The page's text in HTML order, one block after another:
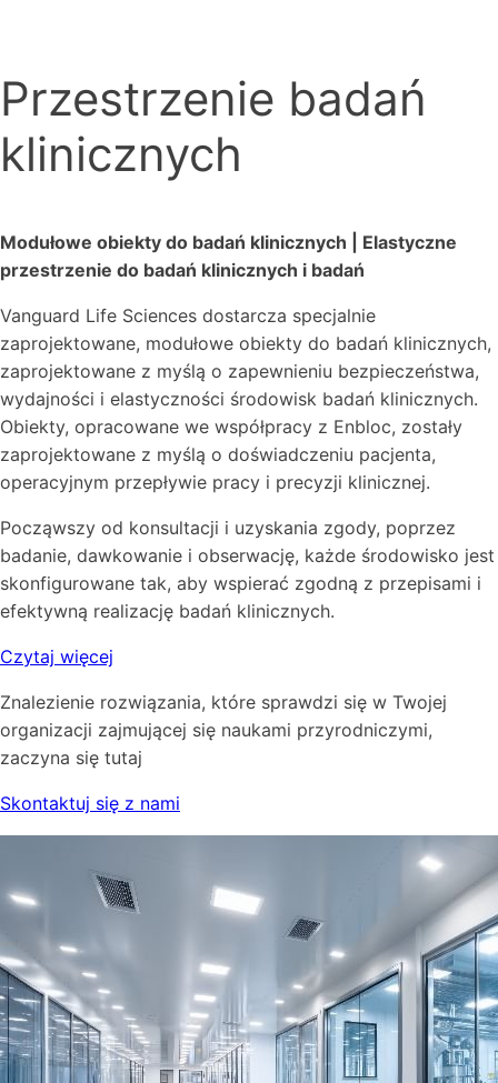
Przestrzenie badań
klinicznych
Modułowe obiekty do badań klinicznych | Elastyczne
przestrzenie do badań klinicznych i badań
Vanguard Life Sciences dostarcza specjalnie
zaprojektowane, modułowe obiekty do badań klinicznych,
zaprojektowane z myślą o zapewnieniu bezpieczeństwa,
wydajności i elastyczności środowisk badań klinicznych.
Obiekty, opracowane we współpracy z Enbloc, zostały
zaprojektowane z myślą o doświadczeniu pacjenta,
operacyjnym przepływie pracy i precyzji klinicznej.
Począwszy od konsultacji i uzyskania zgody, poprzez
badanie, dawkowanie i obserwację, każde środowisko jest
skonfigurowane tak, aby wspierać zgodną z przepisami i
efektywną realizację badań klinicznych.
Czytaj więcej
Znalezienie rozwiązania, które sprawdzi się w Twojej
organizacji zajmującej się naukami przyrodniczymi,
zaczyna się tutaj
Skontaktuj się z nami